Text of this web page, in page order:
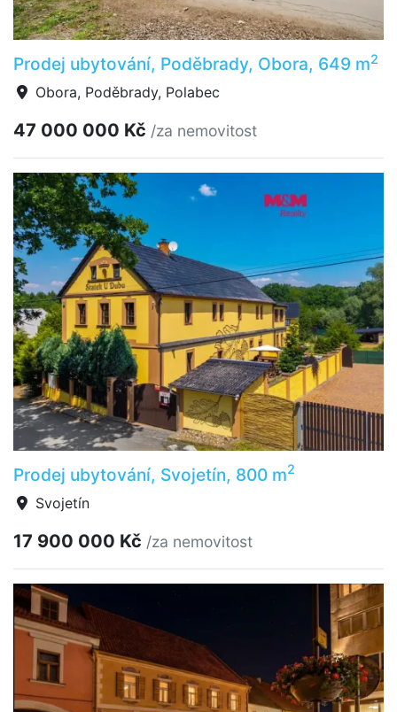
Prodej ubytování, Poděbrady, Obora, 649 m2
Obora, Poděbrady, Polabec
47 000 000 Kč /za nemovitost
Prodej ubytování, Svojetín, 800 m2
Svojetín
17 900 000 Kč /za nemovitost